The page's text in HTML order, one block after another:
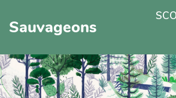
Sauvageons